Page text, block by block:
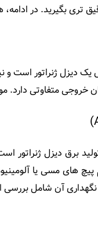
‌تری بگیرید. در ادامه،
دیزل ژنراتور است و
خروجی متفاوتی دارد.
تولید برق دیزل
‌پیچ ‌های مسی یا
آن شامل بررسی